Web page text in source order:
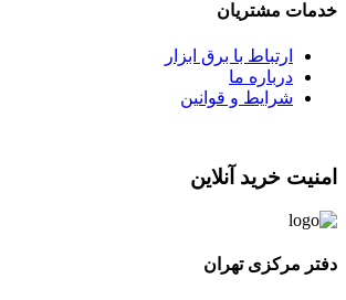
خدمات مشتریان
ارتباط با برق ابزار
درباره ما
شرایط و قوانین
امنیت خرید آنلاین
دفتر مرکزی تهران